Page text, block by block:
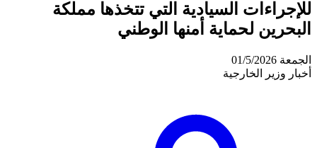
للإجراءات السيادية التي تتخذها مملكة
البحرين لحماية أمنها الوطني
الجمعة 01/5/2026
أخبار وزير الخارجية